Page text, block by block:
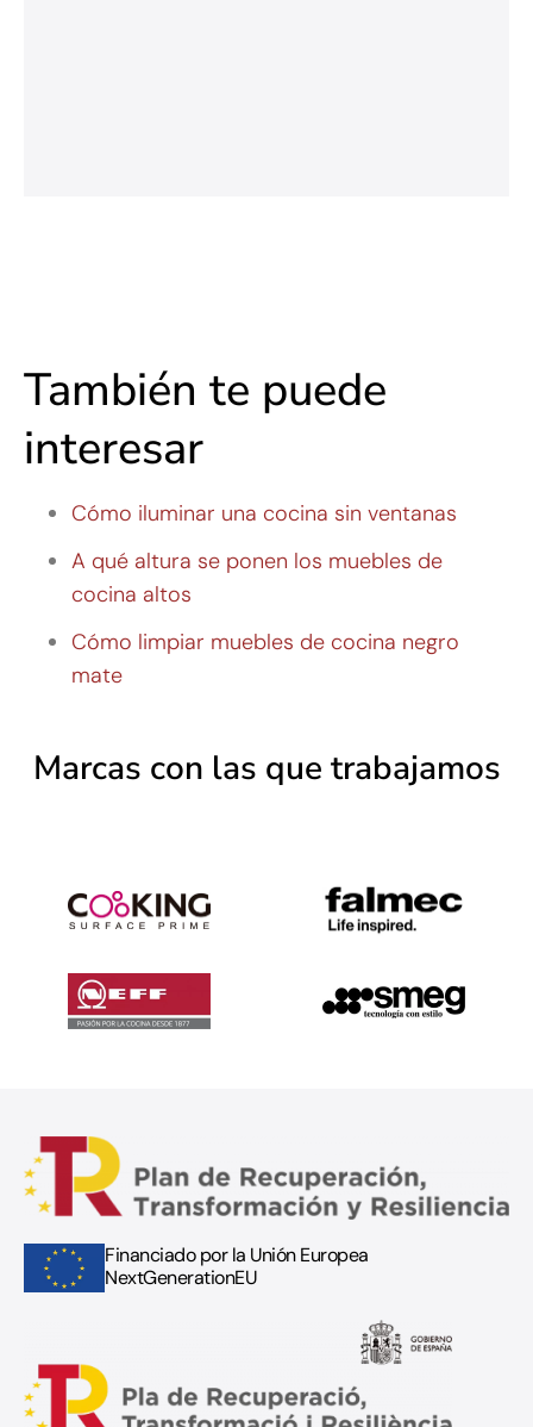
También te puede
interesar
Cómo iluminar una cocina sin ventanas
A qué altura se ponen los muebles de
cocina altos
Cómo limpiar muebles de cocina negro
mate
Marcas con las que trabajamos
Financiado por la Unión Europea
NextGenerationEU